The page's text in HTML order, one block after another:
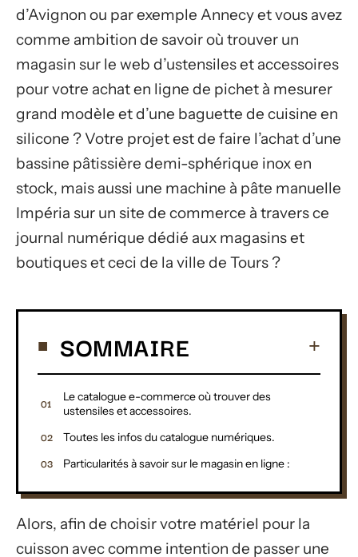
d’Avignon ou par exemple Annecy et vous avez
comme ambition de savoir où trouver un
magasin sur le web d’ustensiles et accessoires
pour votre achat en ligne de pichet à mesurer
grand modèle et d’une baguette de cuisine en
silicone ? Votre projet est de faire l’achat d’une
bassine pâtissière demi-sphérique inox en
stock, mais aussi une machine à pâte manuelle
Impéria sur un site de commerce à travers ce
journal numérique dédié aux magasins et
boutiques et ceci de la ville de Tours ?
SOMMAIRE
Le catalogue e-commerce où trouver des
ustensiles et accessoires.
Toutes les infos du catalogue numériques.
Particularités à savoir sur le magasin en ligne :
Alors, afin de choisir votre matériel pour la
cuisson avec comme intention de passer une